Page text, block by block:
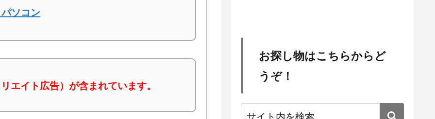
ソコン
エイト広告）が含まれています。
お探し物はこちらからど
うぞ！